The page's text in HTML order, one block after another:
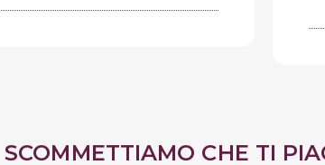
SCOMMETTIAMO CHE TI